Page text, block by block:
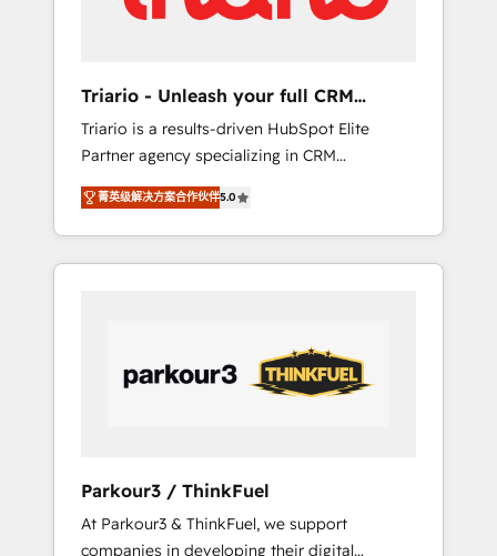
business needs. We are thrilled to have Blue
HubSpot “Our experience with the team at
Blue Frog has been nothing short of
extraordinary. Their years of experience and
quality of skilled staff has earned them a
trusted reputation within the HubSpot
ecosystem as a reliable partner capable of
delivering remarkable experiences for our
Triario - Unleash your full CRM
potential
Triario is a results-driven HubSpot Elite
Partner agency specializing in CRM
implementations & migrations, Revenue
Operations, Custom Integrations, Custom AI
agents and AI-ready Website Design With
over 15 years of experience, we help
through smart automation, data hygiene, and
tailored HubSpot solutions. Our clients
choose us because we blend the expertise of
Our Services: HubSpot implementations &
data migration Custom AI agents Revenue
菁英级解决方案合作伙伴5.0
Parkour3 / ThinkFuel
At Parkour3 & ThinkFuel, we support
companies in developing their digital